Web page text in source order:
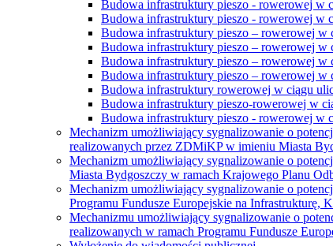
Budowa infrastruktury pieszo - rowerowej w
Budowa infrastruktury pieszo - rowerowej w
Budowa infrastruktury pieszo – rowerowej
Budowa infrastruktury pieszo – rowerowej w
Budowa infrastruktury pieszo – rowerowej w
Budowa infrastruktury pieszo – rowerowej w
Budowa infrastruktury rowerowej w ciągu
Budowa infrastruktury pieszo-rowerowej w
Budowa infrastruktury pieszo - rowerowej w
Mechanizm umożliwiający sygnalizowanie o
realizowanych przez ZDMiKP w imieniu Miasta
Mechanizm umożliwiający sygnalizowanie o
Miasta Bydgoszczy w ramach Krajowego Planu
Mechanizm umożliwiający sygnalizowanie o
Programu Fundusze Europejskie na Infrastrukturę,
Mechanizmu umożliwiający sygnalizowanie o
realizowanych w ramach Programu Fundusze